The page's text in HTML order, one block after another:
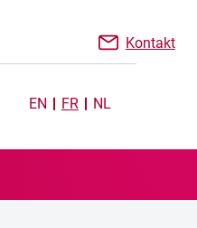
Kontakt
EN FR NL